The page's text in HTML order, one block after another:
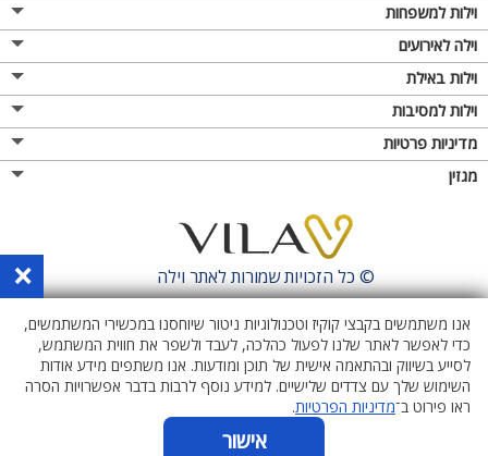
וילות למשפחות
וילה לאירועים
וילות באילת
וילות למסיבות
מדיניות פרטיות
מגזין
© כל הזכויות שמורות לאתרוילה ×
אנו משתמשים בקבצי קוקיז וטכנולוגיות ניטור שיוחסנו במכשירי המשתמשים,
כדי לאפשר לאתר שלנו לפעול כהלכה, לעבד ולשפר את חווית המשתמש,
לסייע בשיווק ובהתאמה אישית של תוכן ומודעות. אנו משתפים מידע אודות
השימוש שלך עם צדדים שלישיים. למידע נוסף לרבות בדבר אפשרויות הסרה
ראו פירוט ב־מדיניות הפרטיות.
אישור